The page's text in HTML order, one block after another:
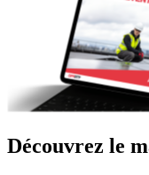
Découvrez le